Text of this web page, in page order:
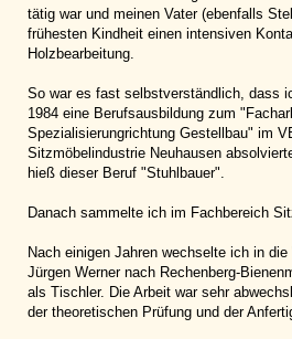
tätig war und meinen Vater (ebenfalls
frühesten Kindheit einen intensiven
Holzbearbeitung.
So war es fast selbstverständlich, dass
1984 eine Berufsausbildung zum
Spezialisierungrichtung Gestellbau" im
Sitzmöbelindustrie Neuhausen
hieß dieser Beruf "Stuhlbauer".
Danach sammelte ich im Fachbereich
Nach einigen Jahren wechselte ich in
Jürgen Werner nach Rechenberg-
als Tischler. Die Arbeit war sehr
der theoretischen Prüfung und der